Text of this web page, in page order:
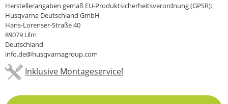
Herstellerangaben gemäß EU-Produktsicherheitsverordnung (GPSR):
Husqvarna Deutschland GmbH
Hans-Lorenser-Straße 40
89079 Ulm
Deutschland
info.de@husqvarnagroup.com
Inklusive Montageservice!